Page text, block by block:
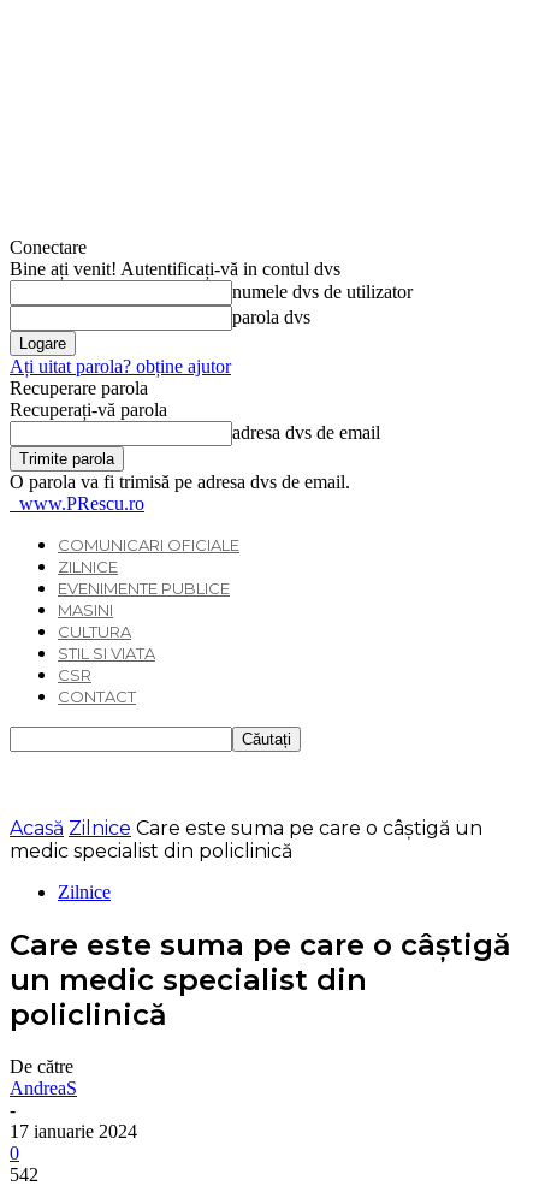
Conectare
Bine ați venit! Autentificați-vă in contul dvs
numele dvs de utilizator
parola dvs
Ați uitat parola? obține ajutor
Recuperare parola
Recuperați-vă parola
adresa dvs de email
O parola va fi trimisă pe adresa dvs de email.
www.PRescu.ro
COMUNICARI OFICIALE
ZILNICE
EVENIMENTE PUBLICE
MASINI
CULTURA
STIL SI VIATA
CSR
CONTACT
Acasă Zilnice Care este suma pe care o câștigă un
medic specialist din policlinică
Zilnice
Care este suma pe care o câștigă
un medic specialist din
policlinică
De către
AndreaS
-
17 ianuarie 2024
0
542